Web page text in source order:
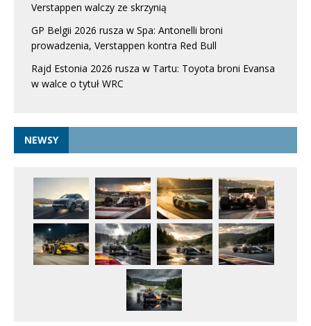
Verstappen walczy ze skrzynią
GP Belgii 2026 rusza w Spa: Antonelli broni
prowadzenia, Verstappen kontra Red Bull
Rajd Estonia 2026 rusza w Tartu: Toyota broni Evansa
w walce o tytuł WRC
NEWSY